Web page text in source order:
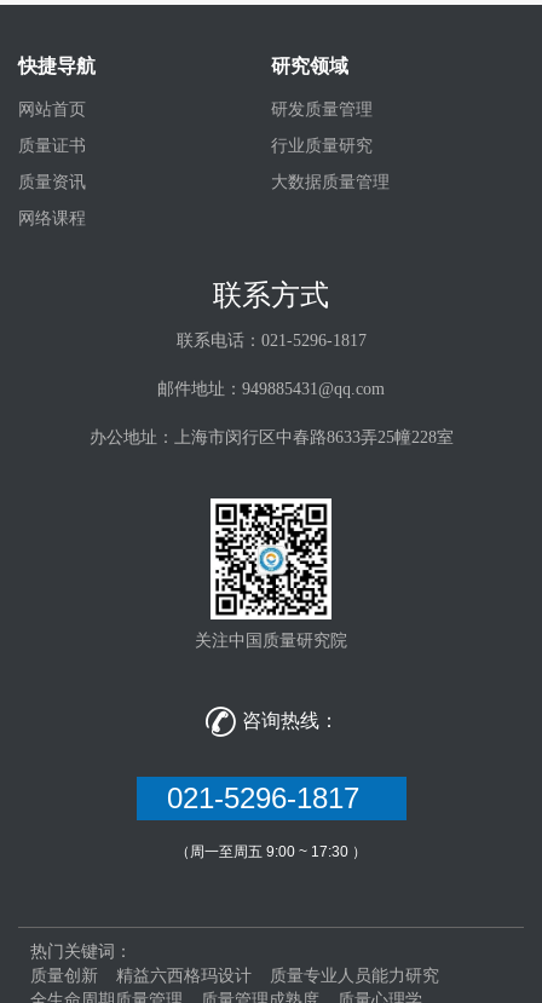
快捷导航
网站首页
质量证书
质量资讯
网络课程
研究领域
研发质量管理
行业质量研究
大数据质量管理
联系方式
联系电话：021-5296-1817
邮件地址：949885431@qq.com
办公地址：上海市闵行区中春路8633弄25幢228室
关注中国质量研究院
 咨询热线：
021-5296-1817
（周一至周五 9:00 ~ 17:30 ）
热门关键词：
质量创新
精益六西格玛设计
质量专业人员能力研究